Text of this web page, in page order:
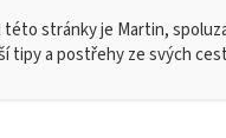
stránky je Martin,
tipy a postřehy ze svých